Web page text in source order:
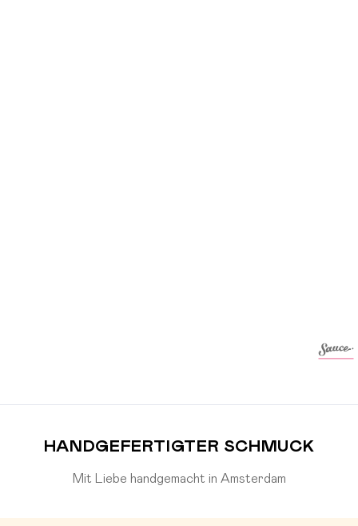
HANDGEFERTIGTER SCHMUCK
Mit Liebe handgemacht in Amsterdam